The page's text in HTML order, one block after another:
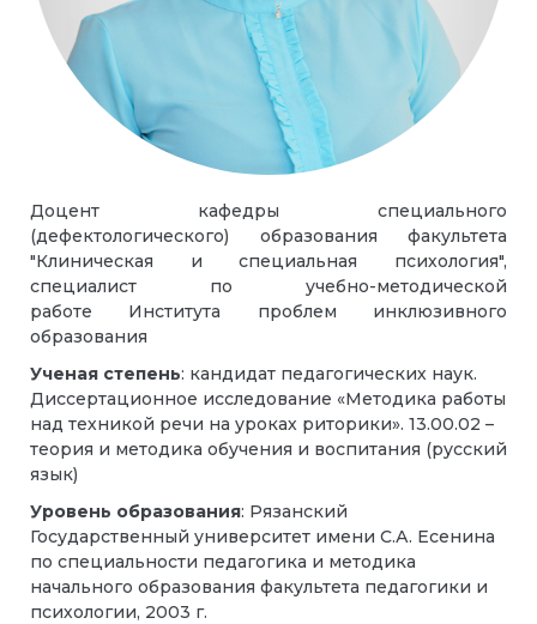
Доцент кафедры специального
(дефектологического) образования факультета
"Клиническая и специальная психология",
специалист по учебно-методической
работе Института проблем инклюзивного
образования
Ученая степень: кандидат педагогических наук.
Диссертационное исследование «Методика работы
над техникой речи на уроках риторики». 13.00.02 –
теория и методика обучения и воспитания (русский
язык)
Уровень образования: Рязанский
Государственный университет имени С.А. Есенина
по специальности педагогика и методика
начального образования факультета педагогики и
психологии, 2003 г.